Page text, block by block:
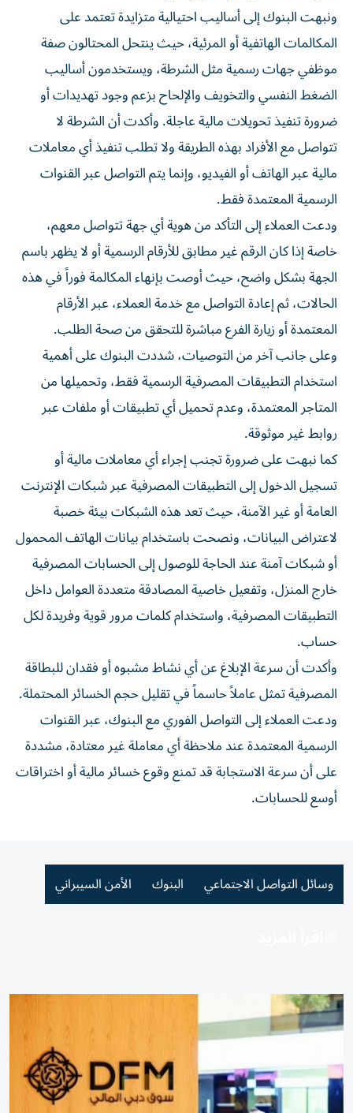
ونبهت البنوك إلى أساليب احتيالية متزايدة تعتمد على
المكالمات الهاتفية أو المرئية، حيث ينتحل المحتالون صفة
موظفي جهات رسمية مثل الشرطة، ويستخدمون أساليب
الضغط النفسي والتخويف والإلحاح بزعم وجود تهديدات أو
ضرورة تنفيذ تحويلات مالية عاجلة. وأكدت أن الشرطة لا
تتواصل مع الأفراد بهذه الطريقة ولا تطلب تنفيذ أي معاملات
مالية عبر الهاتف أو الفيديو، وإنما يتم التواصل عبر القنوات
الرسمية المعتمدة فقط.
ودعت العملاء إلى التأكد من هوية أي جهة تتواصل معهم،
خاصة إذا كان الرقم غير مطابق للأرقام الرسمية أو لا يظهر باسم
الجهة بشكل واضح، حيث أوصت بإنهاء المكالمة فوراً في هذه
الحالات، ثم إعادة التواصل مع خدمة العملاء، عبر الأرقام
المعتمدة أو زيارة الفرع مباشرة للتحقق من صحة الطلب.
وعلى جانب آخر من التوصيات، شددت البنوك على أهمية
استخدام التطبيقات المصرفية الرسمية فقط، وتحميلها من
المتاجر المعتمدة، وعدم تحميل أي تطبيقات أو ملفات عبر
روابط غير موثوقة.
كما نبهت على ضرورة تجنب إجراء أي معاملات مالية أو
تسجيل الدخول إلى التطبيقات المصرفية عبر شبكات الإنترنت
العامة أو غير الآمنة، حيث تعد هذه الشبكات بيئة خصبة
لاعتراض البيانات، ونصحت باستخدام بيانات الهاتف المحمول
أو شبكات آمنة عند الحاجة للوصول إلى الحسابات المصرفية
خارج المنزل، وتفعيل خاصية المصادقة متعددة العوامل داخل
التطبيقات المصرفية، واستخدام كلمات مرور قوية وفريدة لكل
حساب.
وأكدت أن سرعة الإبلاغ عن أي نشاط مشبوه أو فقدان للبطاقة
المصرفية تمثل عاملاً حاسماً في تقليل حجم الخسائر المحتملة.
ودعت العملاء إلى التواصل الفوري مع البنوك، عبر القنوات
الرسمية المعتمدة عند ملاحظة أي معاملة غير معتادة، مشددة
على أن سرعة الاستجابة قد تمنع وقوع خسائر مالية أو اختراقات
أوسع للحسابات.
وسائل التواصل الاجتماعي البنوك الأمن السيبراني